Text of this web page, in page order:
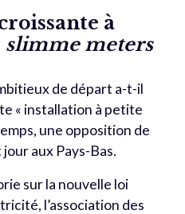
à
slimme meters
de départ a-t-il
« installation à petite
une opposition de
aux Pays-Bas.
sur la nouvelle loi
l’association des